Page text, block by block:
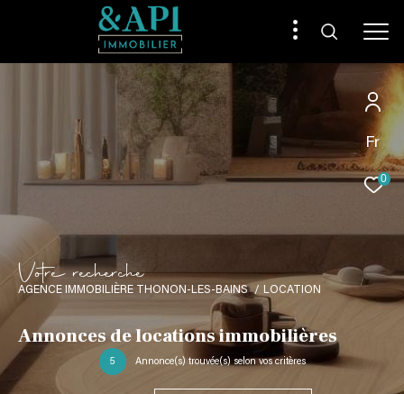
Fr
0
Votre recherche
AGENCE IMMOBILIÈRE THONON-LES-BAINS LOCATION
Annonces de locations immobilières
5 Annonce(s) trouvée(s) selon vos critères